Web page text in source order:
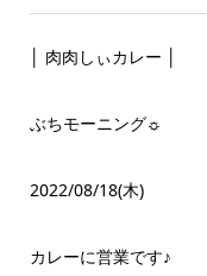
│ 肉肉しぃカレー │
ぶちモーニング☼
2022/08/18(木)
カレーに営業です♪